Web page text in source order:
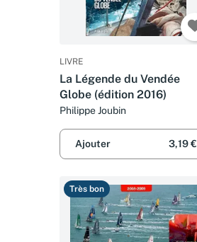
LIVRE
La Légende du Vendée
Globe (édition 2016)
Philippe Joubin
Ajouter 3,19 €
Très bon